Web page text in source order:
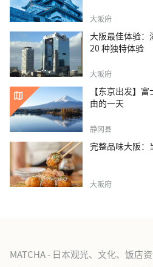
大阪府
大阪最佳体验：
20 种独特体验
大阪府
【东京出发】
由的一天
静冈县
完整品味大阪：
大阪府
MATCHA - 日本观光、文化、饭店